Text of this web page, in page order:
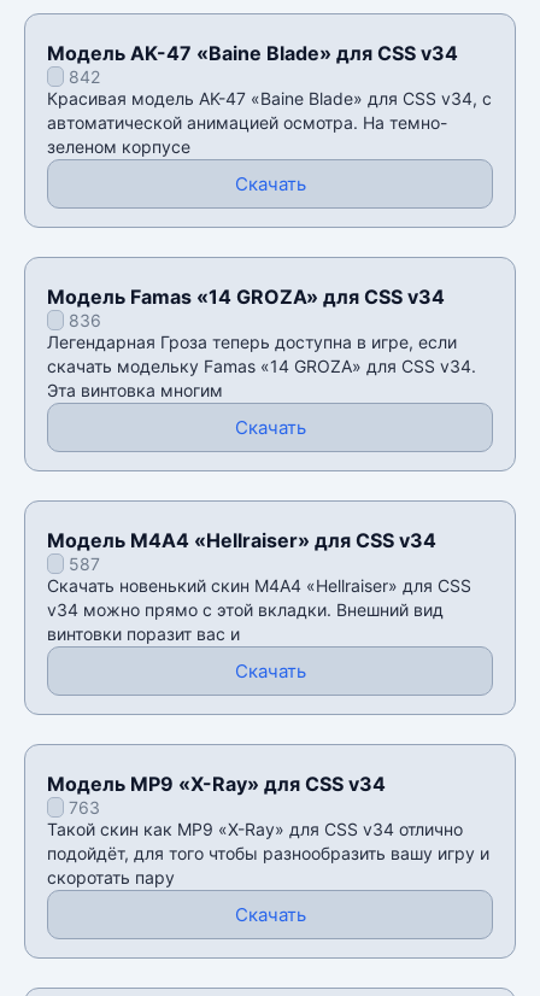
Модель AK-47 «Baine Blade» для CSS v34
842
Красивая модель AK-47 «Baine Blade» для CSS v34, с
автоматической анимацией осмотра. На темно-
зеленом корпусе
Скачать
Модель Famas «14 GROZA» для CSS v34
836
Легендарная Гроза теперь доступна в игре, если
скачать модельку Famas «14 GROZA» для CSS v34.
Эта винтовка многим
Скачать
Модель М4А4 «Hellraiser» для CSS v34
587
Скачать новенький скин М4А4 «Hellraiser» для CSS
v34 можно прямо с этой вкладки. Внешний вид
винтовки поразит вас и
Скачать
Модель MP9 «X-Ray» для CSS v34
763
Такой скин как MP9 «X-Ray» для CSS v34 отлично
подойдёт, для того чтобы разнообразить вашу игру и
скоротать пару
Скачать